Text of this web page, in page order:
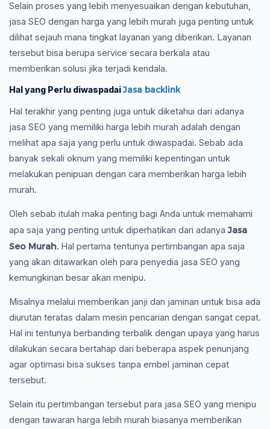
Selain proses yang lebih menyesuaikan dengan kebutuhan,
jasa SEO dengan harga yang lebih murah juga penting untuk
dilihat sejauh mana tingkat layanan yang diberikan. Layanan
tersebut bisa berupa service secara berkala atau
memberikan solusi jika terjadi kendala.
Hal yang Perlu diwaspadaiJasa backlink
Hal terakhir yang penting juga untuk diketahui dari adanya
jasa SEO yang memiliki harga lebih murah adalah dengan
melihat apa saja yang perlu untuk diwaspadai. Sebab ada
banyak sekali oknum yang memiliki kepentingan untuk
melakukan penipuan dengan cara memberikan harga lebih
murah.
Oleh sebab itulah maka penting bagi Anda untuk memahami
apa saja yang penting untuk diperhatikan dari adanyaJasa
Seo Murah. Hal pertama tentunya pertimbangan apa saja
yang akan ditawarkan oleh para penyedia jasa SEO yang
kemungkinan besar akan menipu.
Misalnya melalui memberikan janji dan jaminan untuk bisa ada
diurutan teratas dalam mesin pencarian dengan sangat cepat.
Hal ini tentunya berbanding terbalik dengan upaya yang harus
dilakukan secara bertahap dari beberapa aspek penunjang
agar optimasi bisa sukses tanpa embel jaminan cepat
tersebut.
Selain itu pertimbangan tersebut para jasa SEO yang menipu
dengan tawaran harga lebih murah biasanya memberikan